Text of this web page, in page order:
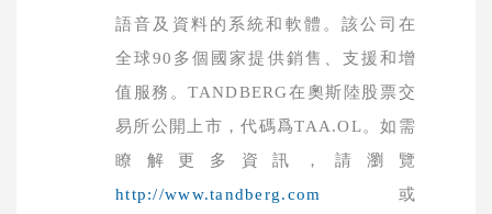
語音及資料的系統和軟體。該公司在
全球90 多個國家提供銷售、支援和增
值服務。TANDBERG在奧斯陸股票交
易所公開上市，代碼爲TAA.OL。如需
瞭解更多資訊，請瀏覽
http://www.tandberg.com
或